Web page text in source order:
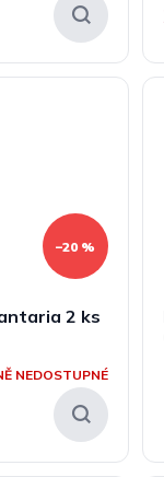
–20 %
2 ks
NEDOSTUPNÉ